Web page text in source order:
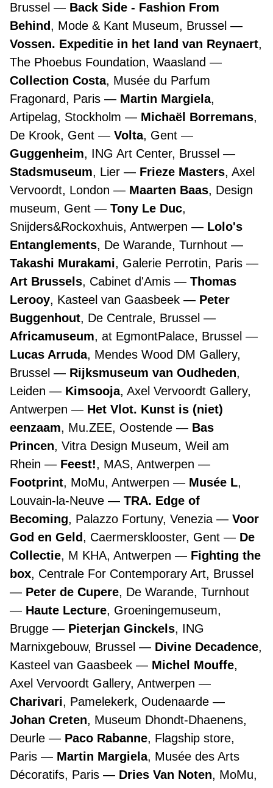
Brussel
Back Side - Fashion From
Behind, Mode & Kant Museum, Brussel
Vossen. Expeditie in het land van Reynaert,
The Phoebus Foundation, Waasland
Collection Costa, Musée du Parfum
Fragonard, Paris
Martin Margiela,
Artipelag, Stockholm
Michaël Borremans,
De Krook, Gent
Volta, Gent
Guggenheim, ING Art Center, Brussel
Stadsmuseum, Lier Frieze Masters, Axel
Vervoordt, London
Maarten Baas, Design
museum, Gent
Tony Le Duc,
Snijders&Rockoxhuis, Antwerpen
Lolo's
Entanglements, De Warande, Turnhout
Takashi Murakami, Galerie Perrotin, Paris
Art Brussels, Cabinet d'Amis
Thomas
Lerooy, Kasteel van Gaasbeek
Peter
Buggenhout, De Centrale, Brussel
Africamuseum, at EgmontPalace, Brussel
Lucas Arruda, Mendes Wood DM Gallery,
Brussel
Rijksmuseum van Oudheden,
Leiden
Kimsooja, Axel Vervoordt Gallery,
Antwerpen
Het Vlot. Kunst is (niet)
eenzaam, Mu.ZEE, Oostende
Bas
Princen, Vitra Design Museum, Weil am
Rhein
Feest!, MAS, Antwerpen
Footprint, MoMu, Antwerpen Musée L,
Louvain-la-Neuve
TRA. Edge of
Becoming, Palazzo Fortuny, Venezia
Voor
God en Geld, Caermersklooster, Gent
De
Collectie, M KHA, Antwerpen
Fighting the
box, Centrale For Contemporary Art, Brussel
Peter de Cupere, De Warande, Turnhout
Haute Lecture, Groeningemuseum,
Brugge
Pieterjan Ginckels, ING
Marnixgebouw, Brussel
Divine Decadence,
Kasteel van Gaasbeek
Michel Mouffe,
Axel Vervoordt Gallery, Antwerpen
Charivari, Pamelekerk, Oudenaarde
Johan Creten, Museum Dhondt-Dhaenens,
Deurle
Paco Rabanne, Flagship store,
Paris
Martin Margiela, Musée des Arts
Décoratifs, Paris
Dries Van Noten, MoMu,